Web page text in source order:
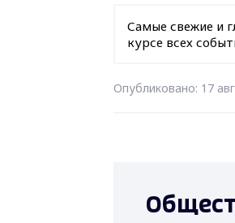
Самые свежие и
курсе всех
Опубликовано: 17